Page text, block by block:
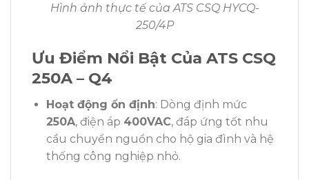
Hình ảnh thực tế của ATS CSQ HYCQ-
250/4P
Ưu Điểm Nổi Bật Của ATS CSQ
250A – Q4
Hoạt động ổn định: Dòng định mức
250A, điện áp 400VAC, đáp ứng tốt nhu
cầu chuyển nguồn cho hộ gia đình và hệ
thống công nghiệp nhỏ.